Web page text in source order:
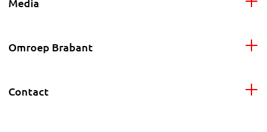
Omroep Brabant
Contact